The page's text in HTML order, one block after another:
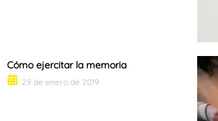
Cómo ejercitar la memoria
29 de enero de 2019